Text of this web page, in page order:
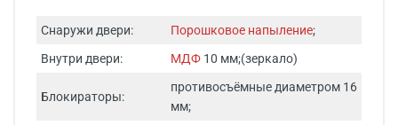
Снаружи двери: Порошковое напыление;
Внутри двери:
МДФ 10 мм;(зеркало)
Блокираторы:
противосъёмные диаметром 16
мм;